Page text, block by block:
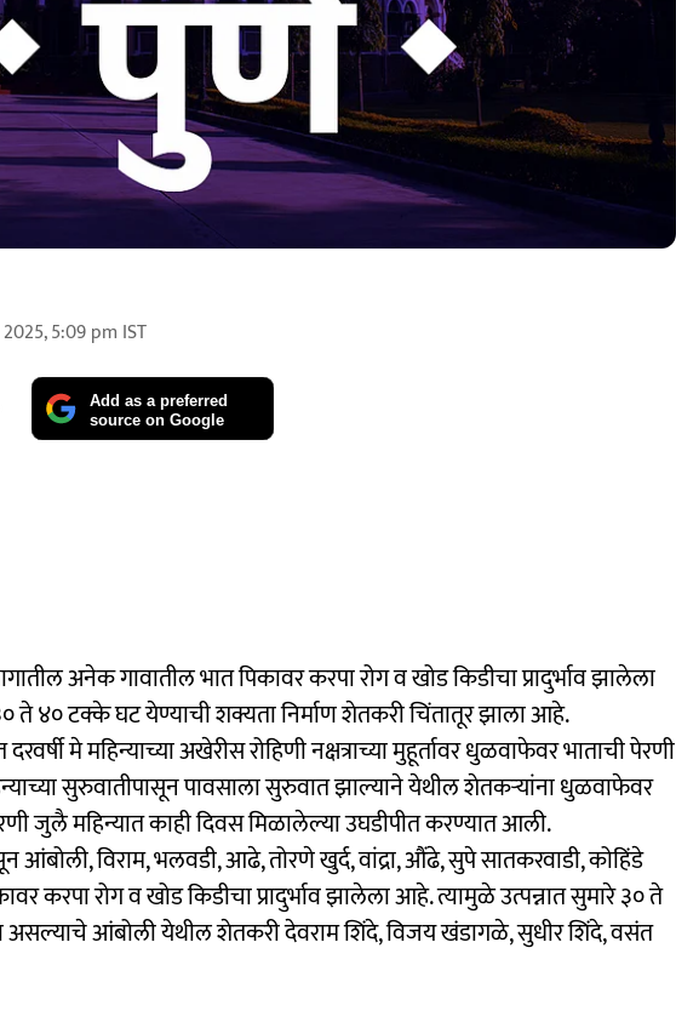
5:09 pm IST
Add as a preferred
source on Google
अनेक गावातील भात पिकावर करपा रोग व खोड किडीचा प्रादुर्भाव झालेला
ते ४० टक्के घट येण्याची शक्यता निर्माण शेतकरी चिंतातूर झाला आहे.
मे महिन्याच्या अखेरीस रोहिणी नक्षत्राच्या मुहूर्तावर धुळवाफेवर भाताची पेरणी
सुरुवातीपासून पावसाला सुरुवात झाल्याने येथील शेतकऱ्यांना धुळवाफेवर
जुलै महिन्यात काही दिवस मिळालेल्या उघडीपीत करण्यात आली.
आंबोली, विराम, भलवडी, आढे, तोरणे खुर्द, वांद्रा, औंढे, सुपे सातकरवाडी, कोहिंडे
करपा रोग व खोड किडीचा प्रादुर्भाव झालेला आहे. त्यामुळे उत्पन्नात सुमारे ३० ते
आंबोली येथील शेतकरी देवराम शिंदे, विजय खंडागळे, सुधीर शिंदे, वसंत